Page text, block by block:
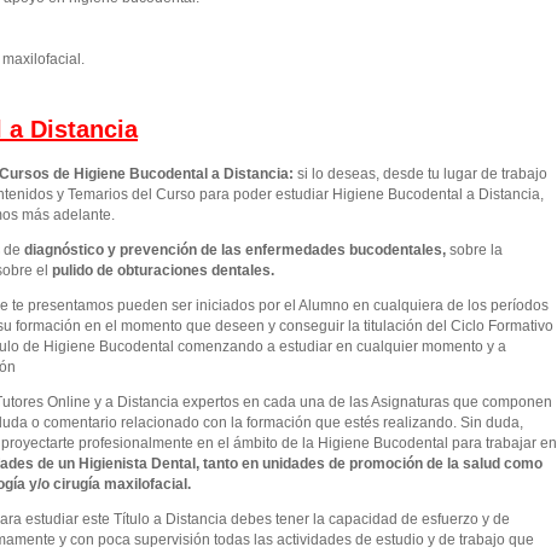
a Distancia
de Higiene Bucodental a Distancia: si lo deseas, desde tu lugar de trabajo
y Temarios del Curso para poder estudiar Higiene Bucodental a Distancia,
más adelante.
de diagnóstico y prevención de las enfermedades bucodentales, sobre la
el pulido de obturaciones dentales.
te presentamos pueden ser iniciados por el Alumno en cualquiera de los períodos
formación en el momento que deseen y conseguir la titulación del Ciclo Formativo
de Higiene Bucodental comenzando a estudiar en cualquier momento y a
Online y a Distancia expertos en cada una de las Asignaturas que componen
o comentario relacionado con la formación que estés realizando. Sin duda,
profesionalmente en el ámbito de la Higiene Bucodental para trabajar en
de un Higienista Dental, tanto en unidades de promoción de la salud como
y/o cirugía maxilofacial.
estudiar este Título a Distancia debes tener la capacidad de esfuerzo y de
y con poca supervisión todas las actividades de estudio y de trabajo que